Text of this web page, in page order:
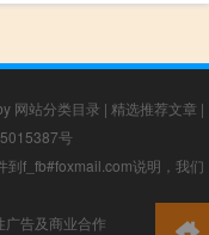
网站分类目录 | 精选推荐文章 |
号
到f_fb#foxmail.com说明，我们
告及商业合作